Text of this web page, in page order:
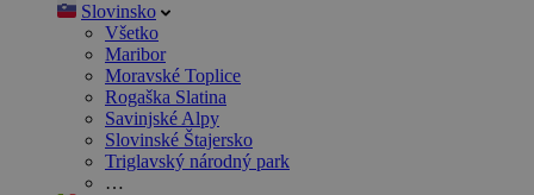
Slovinsko
Všetko
Maribor
Moravské Toplice
Rogaška Slatina
Savinjské Alpy
Slovinské Štajersko
Triglavský národný park
…